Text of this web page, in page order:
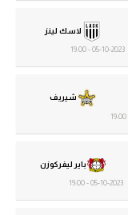
باير ليفركوزن
05-10-2023 - 19:00
شيريف
لاسك لينز
05-10-2023 - 19:00